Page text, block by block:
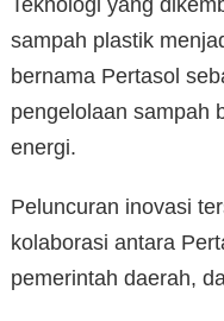
Teknologi yang
sampah plastik
bernama Pertasol
pengelolaan sampah
energi.
Peluncuran inovasi
kolaborasi antara
pemerintah daerah,